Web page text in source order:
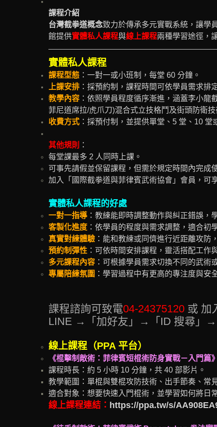
課程介紹
台灣截拳道概念致力於傳承多元實戰系統，讓學
館提供實體私人課程與線上課程兩種學習途徑，
實體私人課程
課程型態 ：一對一或小班制，每堂 60 分鐘。
上課安排 ：採預約制，課程時間可依學員需求排
教學內容 ：依照學員程度循序漸進，涵蓋李小
菲尼道席拉/虎爪刀)混合式立技格鬥及街頭防衛
收費方式 ：採預付制，並提供單堂、5 堂、10
其他規則
：
每堂課最多 2 人同時上課。
可事先請假並保留課程，但需於規定時間內完成
加入「國際截拳道與菲律賓武術協會」會員，可
實體私人課程的好處
一對一指導：教練能即時調整動作與糾正錯誤，
客製化進度 ：依學員的程度與需求調整，適合初
真實對練體驗 ：能和教練或同儕進行近距離攻防
預約制彈性 ：可依時間安排課程，靈活搭配工作
多元課程內容 ：可根據學員需求切換不同的武術
專屬陪練氛圍 ：學習過程中有更高的專注度與安
課程諮詢可致電04-24375120 或 加
LINE →「加好友」→「ID 搜尋」
線上課程（PPA 平台）
《棍擊制敵術：菲律賓短棍術防身實戰－入門篇
課程時長：約 5 小時 10 分鐘，共 40 部影片。
教學範圍：單棍與雙棍攻防技術、出手節奏、常
適合對象：想要快速入門棍術，並學習如何將日
線上課程連結： https://ppa.tw/s/